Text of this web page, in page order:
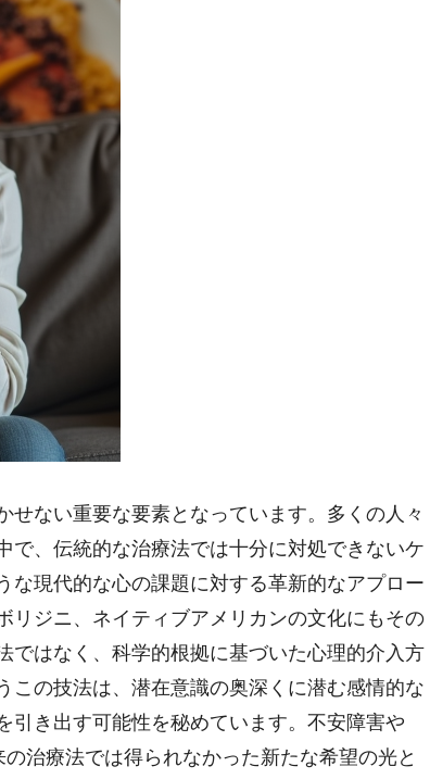
ない重要な要素となっています。多くの人々
で、伝統的な治療法では十分に対処できないケ
な現代的な心の課題に対する革新的なアプロー
リジニ、ネイティブアメリカンの文化にもその
ではなく、科学的根拠に基づいた心理的介入方
この技法は、潜在意識の奥深くに潜む感情的な
引き出す可能性を秘めています。不安障害や
治療法では得られなかった新たな希望の光と